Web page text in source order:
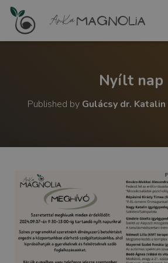
Nyílt nap
Published by Gulácsy dr. Katalin